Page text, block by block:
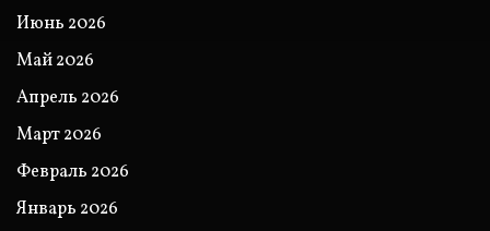
Июнь 2026
Май 2026
Апрель 2026
Март 2026
Февраль 2026
Январь 2026